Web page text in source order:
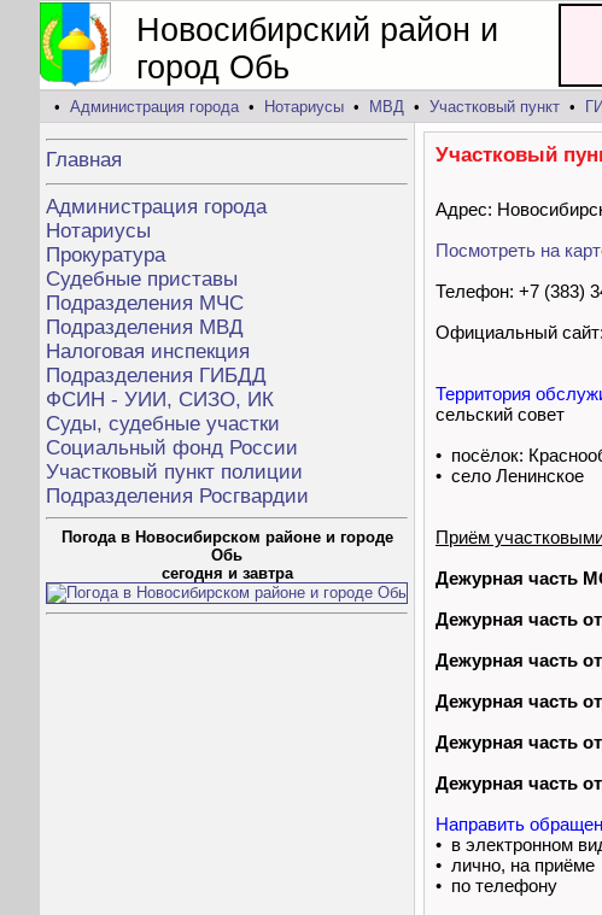
Новосибирский район и
город Обь
• Администрация города• Нотариусы • МВД • Участковый пункт •
Главная
Администрация города
Нотариусы
Прокуратура
Судебные приставы
Подразделения МЧС
Подразделения МВД
Налоговая инспекция
Подразделения ГИБДД
ФСИН - УИИ, СИЗО, ИК
Суды, судебные участки
Социальный фонд России
Участковый пункт полиции
Подразделения Росгвардии
Погода в Новосибирском районе и городе
Обь
сегодня и завтра
Участковый
Адрес:
Посмотреть на
Телефон: +7 (383)
Официальный сайт:
Территория
сельский совет
• посёлок:
• село Ленинское
Приём
Дежурная часть
Дежурная часть
Дежурная часть
Дежурная часть
Дежурная часть
Дежурная часть
Направить
• в электронном
• лично, на приёме
• по телефону